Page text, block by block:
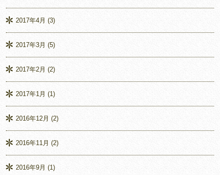
2017年4月 (3)
2017年3月 (5)
2017年2月 (2)
2017年1月 (1)
2016年12月 (2)
2016年11月 (2)
2016年9月 (1)